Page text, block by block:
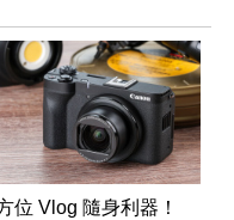
位 Vlog 隨身利器！